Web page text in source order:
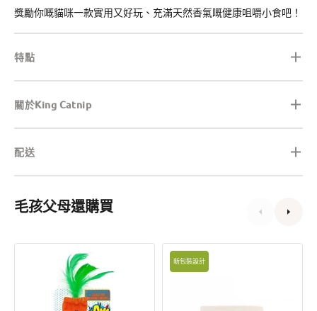
獎勵你嘅貓咪一款實用又好玩、充滿天然香氣嘅健康咀嚼小食吧！
特點
關於King Catnip
配送
毛孩父母還購買
King
Catnip
新包裝設計